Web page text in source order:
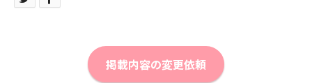
掲載内容の変更依頼